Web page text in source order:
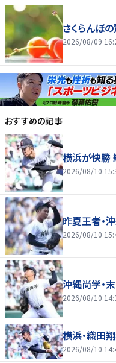
さくらんぼ
2026/08/09
おすすめの記事
横浜が快勝
2026/08/10
昨夏王者・
2026/08/10
沖縄尚学・
2026/08/10
横浜・織田
2026/08/10